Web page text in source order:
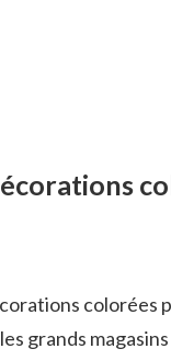
colorées
grands